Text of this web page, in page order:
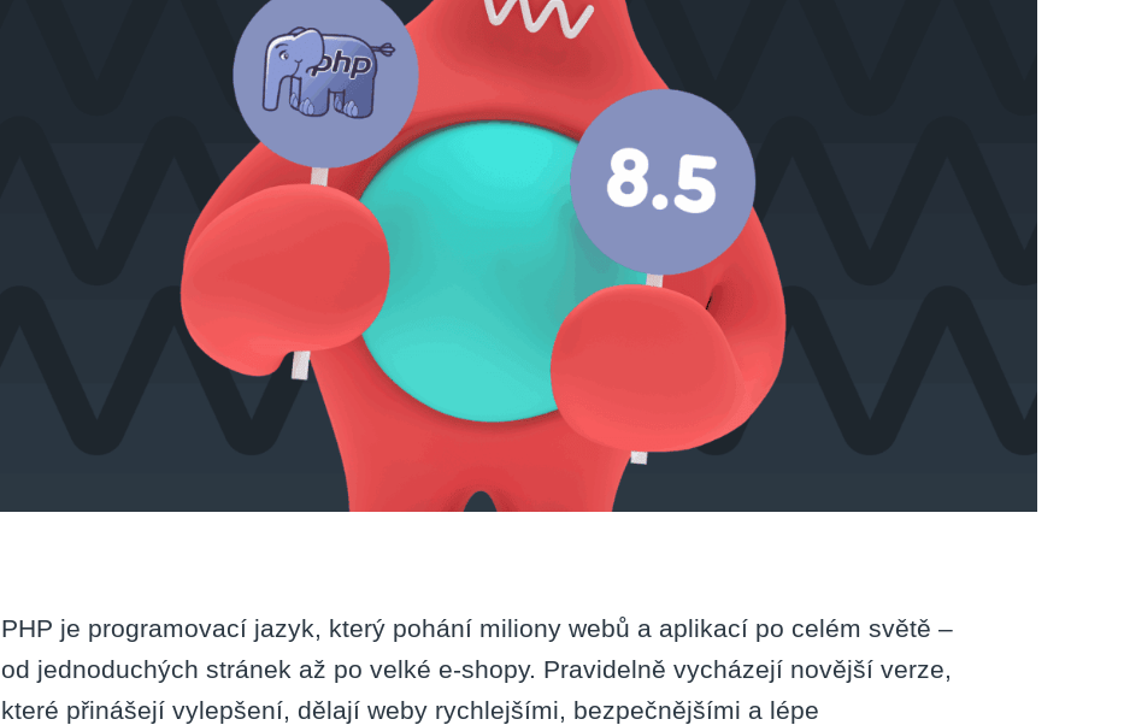
PHP je programovací jazyk, který pohání miliony webů a aplikací po celém světě –
od jednoduchých stránek až po velké e-shopy. Pravidelně vycházejí novější verze,
které přinášejí vylepšení, dělají weby rychlejšími, bezpečnějšími a lépe